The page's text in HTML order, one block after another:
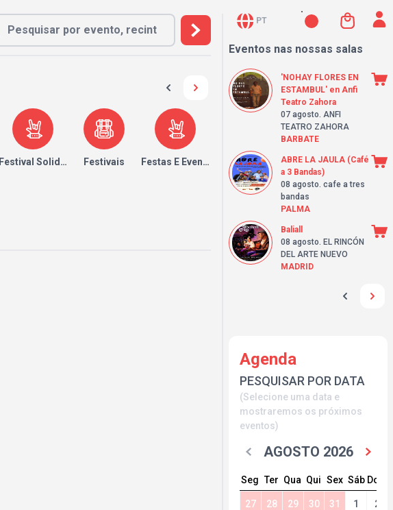
Festival Solidário Festivais Festas E Eventos
PT
Eventos nas nossas salas
'NOHAY FLORES EN
ESTAMBUL' en Anfi
Teatro Zahora
07 agosto. ANFI
TEATRO ZAHORA
BARBATE
ABRE LA JAULA (Café
a 3 Bandas)
08 agosto. cafe a tres
bandas
PALMA
Baliall
08 agosto. EL RINCÓN
DEL ARTE NUEVO
MADRID
Agenda
PESQUISAR POR DATA
(Selecione uma data e
mostraremos os próximos
eventos)
AGOSTO 2026
Seg Ter Qua Qui Sex Sáb Dom
27 28 29 30 31 1 2